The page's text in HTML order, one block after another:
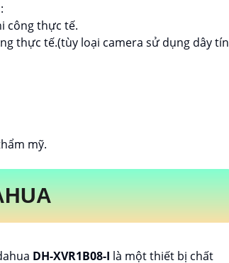
công thực tế.
thực tế.(tùy loại camera sử dụng dây tín
mỹ.
DH-XVR1B08-I là một thiết bị chất